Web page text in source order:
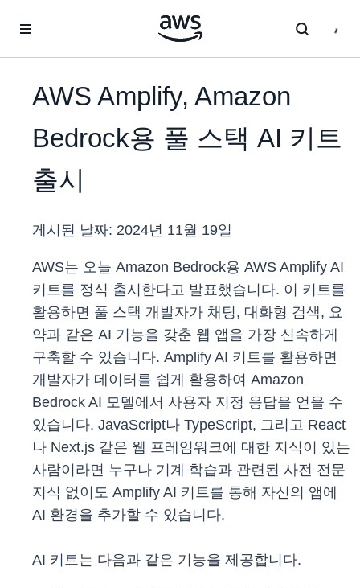
AWS Amplify, Amazon
Bedrock용 풀 스택 AI 키트
출시
게시된 날짜: 2024년 11월 19일
AWS는 오늘 Amazon Bedrock용 AWS Amplify AI
키트를 정식 출시한다고 발표했습니다. 이 키트를
활용하면 풀 스택 개발자가 채팅, 대화형 검색, 요
약과 같은 AI 기능을 갖춘 웹 앱을 가장 신속하게
구축할 수 있습니다. Amplify AI 키트를 활용하면
개발자가 데이터를 쉽게 활용하여 Amazon
Bedrock AI 모델에서 사용자 지정 응답을 얻을 수
있습니다. JavaScript나 TypeScript, 그리고 React
나 Next.js 같은 웹 프레임워크에 대한 지식이 있는
사람이라면 누구나 기계 학습과 관련된 사전 전문
지식 없이도 Amplify AI 키트를 통해 자신의 앱에
AI 환경을 추가할 수 있습니다.
AI 키트는 다음과 같은 기능을 제공합니다.